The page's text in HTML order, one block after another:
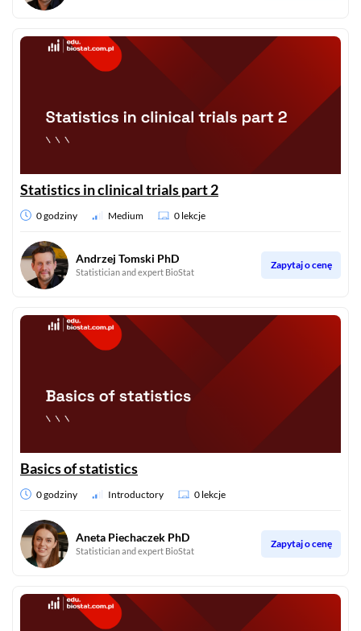
Statistics in clinical trials part 2
0 godziny Medium 0 lekcje
Andrzej Tomski PhD
Statistician and expert BioStat
Zapytaj o cenę
Basics of statistics
0 godziny Introductory 0 lekcje
Aneta Piechaczek PhD
Statistician and expert BioStat
Zapytaj o cenę